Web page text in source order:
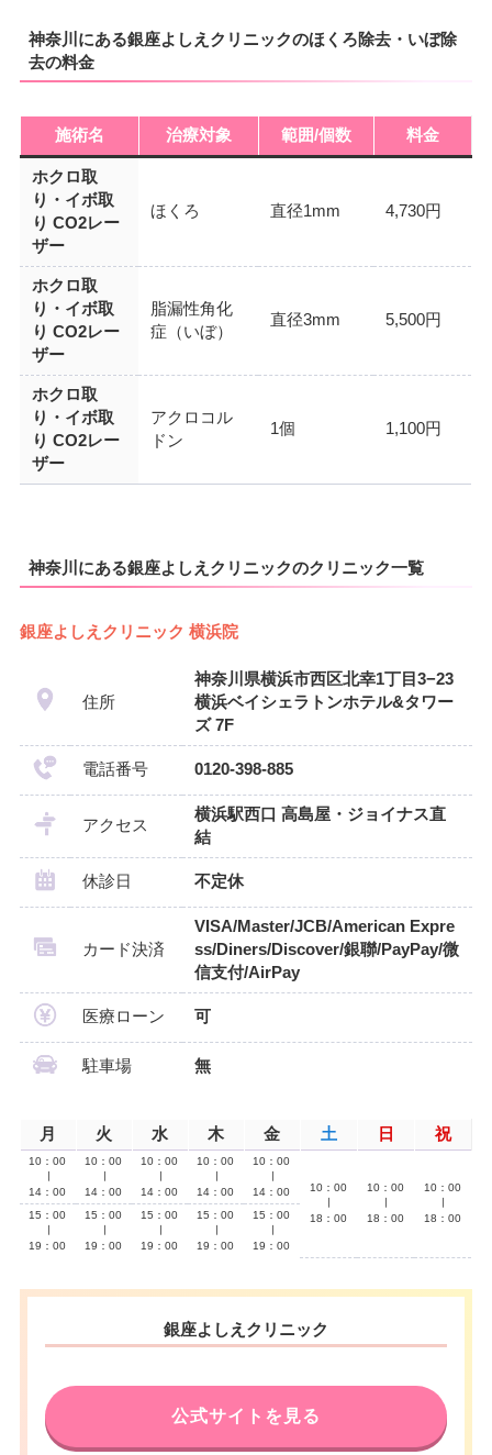
神奈川にある銀座よしえクリニックのほくろ除去・いぼ除
去の料金
施術名 治療対象 範囲/個数 料金
ホクロ取
り・イボ取
り CO2レー
ザー
ほくろ 直径1mm 4,730円
ホクロ取
り・イボ取
り CO2レー
ザー
脂漏性角化
症（いぼ）
直径3mm 5,500円
ホクロ取
り・イボ取
り CO2レー
ザー
アクロコル
ドン
1個 1,100円
神奈川にある銀座よしえクリニックのクリニック一覧
銀座よしえクリニック 横浜院
住所
神奈川県横浜市西区北幸1丁目3−23
横浜ベイシェラトンホテル&タワー
ズ 7F
電話番号 0120-398-885
アクセス
横浜駅西口 高島屋・ジョイナス直
結
休診日 不定休
カード決済
VISA/Master/JCB/American Expre
ss/Diners/Discover/銀聯/PayPay/微
信支付/AirPay
医療ローン 可
駐車場 無
月 火 水 木 金 土 日 祝
10：00
14：00
10：00
14：00
10：00
14：00
10：00
14：00
10：00
14：00
10：00
18：00
10：00
18：00
10：00
18：00
15：00
19：00
15：00
19：00
15：00
19：00
15：00
19：00
15：00
19：00
銀座よしえクリニック
公式サイトを見る